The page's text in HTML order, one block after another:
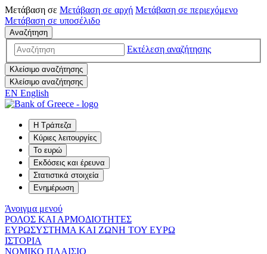
Μετάβαση σε Μετάβαση σε αρχή Μετάβαση σε περιεχόμενο
Μετάβαση σε υποσέλιδο
Αναζήτηση
Εκτέλεση αναζήτησης
Κλείσιμο αναζήτησης
Κλείσιμο αναζήτησης
EN English
Η Τράπεζα
Κύριες λειτουργίες
Το ευρώ
Εκδόσεις και έρευνα
Στατιστικά στοιχεία
Ενημέρωση
Άνοιγμα μενού
ΡΟΛΟΣ ΚΑΙ ΑΡΜΟΔΙΟΤΗΤΕΣ
ΕΥΡΩΣΥΣΤΗΜΑ ΚΑΙ ΖΩΝΗ ΤΟΥ ΕΥΡΩ
ΙΣΤΟΡΙΑ
ΝΟΜΙΚΟ ΠΛΑΙΣΙΟ